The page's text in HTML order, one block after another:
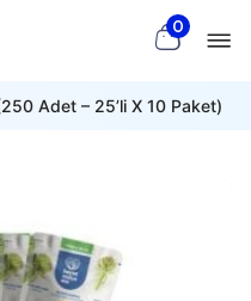
0
Adet – 25’li X 10 Paket)